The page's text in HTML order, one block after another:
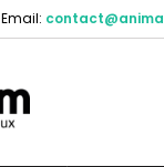
Email: